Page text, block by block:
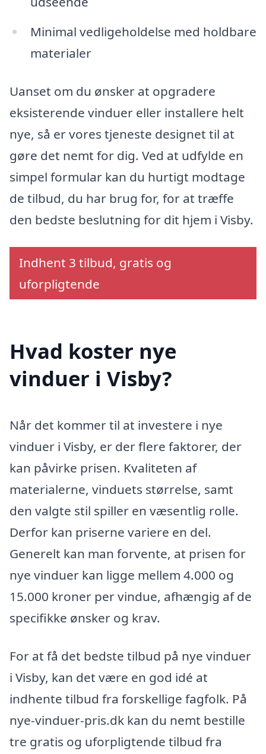
Minimal vedligeholdelse med holdbare
materialer
Uanset om du ønsker at opgradere
eksisterende vinduer eller installere helt
nye, så er vores tjeneste designet til at
gøre det nemt for dig. Ved at udfylde en
simpel formular kan du hurtigt modtage
de tilbud, du har brug for, for at træffe
den bedste beslutning for dit hjem i Visby.
Indhent 3 tilbud, gratis og
uforpligtende
Hvad koster nye
vinduer i Visby?
Når det kommer til at investere i nye
vinduer i Visby, er der flere faktorer, der
kan påvirke prisen. Kvaliteten af
materialerne, vinduets størrelse, samt
den valgte stil spiller en væsentlig rolle.
Derfor kan priserne variere en del.
Generelt kan man forvente, at prisen for
nye vinduer kan ligge mellem 4.000 og
15.000 kroner per vindue, afhængig af de
specifikke ønsker og krav.
For at få det bedste tilbud på nye vinduer
i Visby, kan det være en god idé at
indhente tilbud fra forskellige fagfolk. På
nye-vinduer-pris.dk kan du nemt bestille
tre gratis og uforpligtende tilbud fra